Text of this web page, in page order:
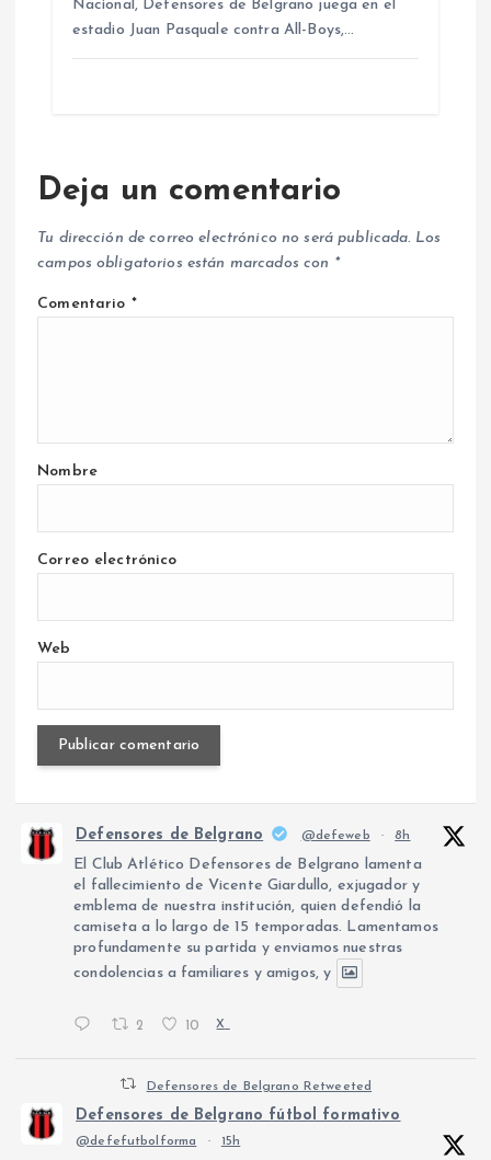
Nacional, Defensores de Belgrano juega en el
estadio Juan Pasquale contra All-Boys,…
Deja un comentario
Tu dirección de correo electrónico no será publicada. Los
campos obligatorios están marcados con *
Comentario *
Nombre
Correo electrónico
Web
Defensores de Belgrano @defeweb · 8h
El Club Atlético Defensores de Belgrano lamenta
el fallecimiento de Vicente Giardullo, exjugador y
emblema de nuestra institución, quien defendió la
camiseta a lo largo de 15 temporadas. Lamentamos
profundamente su partida y enviamos nuestras
condolencias a familiares y amigos, y
2 10 X
Defensores de Belgrano Retweeted
Defensores de Belgrano fútbol formativo
@defefutbolforma · 15h